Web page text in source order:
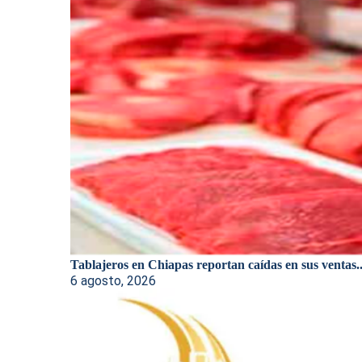
Tablajeros en Chiapas reportan caídas en sus
6 agosto, 2026